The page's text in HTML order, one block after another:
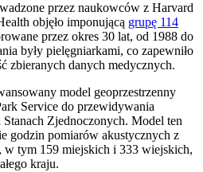
przez naukowców z Harvard
objęło imponującą grupę 114
przez okres 30 lat, od 1988 do
były pielęgniarkami, co zapewniło
zbieranych danych medycznych.
model geoprzestrzenny
Service do przewidywania
Zjednoczonych. Model ten
godzin pomiarów akustycznych z
tym 159 miejskich i 333 wiejskich,
kraju.